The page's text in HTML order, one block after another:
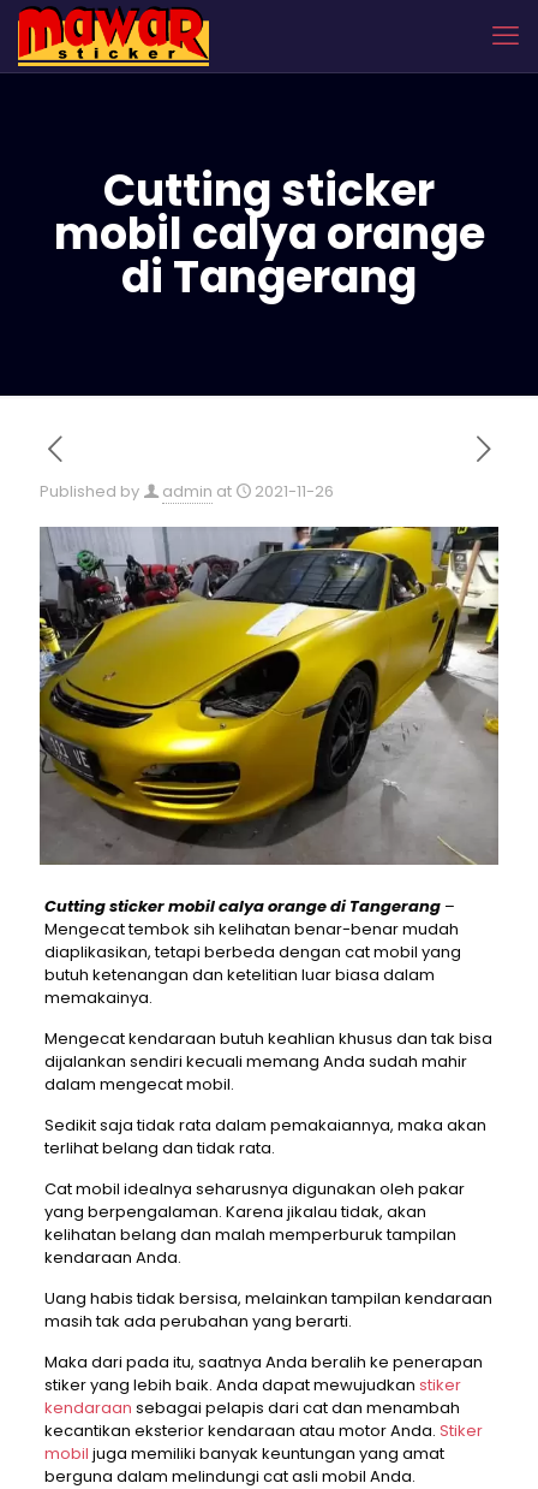
Cutting sticker
mobil calya orange
di Tangerang
Published by admin at 2021-11-26
Cutting sticker mobil calya orange di Tangerang–
Mengecat tembok sih kelihatan benar-benar mudah
diaplikasikan, tetapi berbeda dengan cat mobil yang
butuh ketenangan dan ketelitian luar biasa dalam
memakainya.
Mengecat kendaraan butuh keahlian khusus dan tak bisa
dijalankan sendiri kecuali memang Anda sudah mahir
dalam mengecat mobil.
Sedikit saja tidak rata dalam pemakaiannya, maka akan
terlihat belang dan tidak rata.
Cat mobil idealnya seharusnya digunakan oleh pakar
yang berpengalaman. Karena jikalau tidak, akan
kelihatan belang dan malah memperburuk tampilan
kendaraan Anda.
Uang habis tidak bersisa, melainkan tampilan kendaraan
masih tak ada perubahan yang berarti.
Maka dari pada itu, saatnya Anda beralih ke penerapan
stiker yang lebih baik. Anda dapat mewujudkan stiker
kendaraan sebagai pelapis dari cat dan menambah
kecantikan eksterior kendaraan atau motor Anda. Stiker
mobil juga memiliki banyak keuntungan yang amat
berguna dalam melindungi cat asli mobil Anda.